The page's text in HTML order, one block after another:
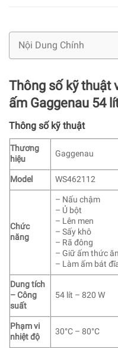
Nội Dung Chính
Thông số kỹ thuật
ấm Gaggenau 54
Thông số kỹ thuật
Thương
hiệu
Gaggenau
Model WS462112
Chức
năng
– Nấu chậm
– Ủ bột
– Lên men
– Sấy khô
– Rã đông
– Giữ ấm thức ăn
– Làm ấm bát
Dung tích
– Công
suất
54 lít – 820 W
Phạm vi
nhiệt độ
30°C – 80°C